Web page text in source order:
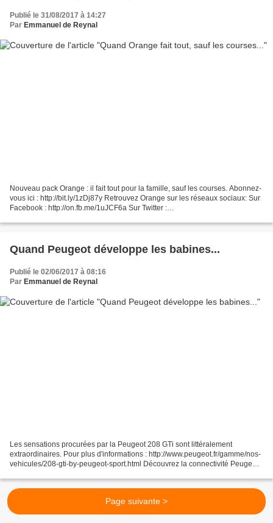
Publié le 31/08/2017 à 14:27
Par Emmanuel de Reynal
Nouveau pack Orange : il fait tout pour la famille, sauf les courses. Abonnez-
vous ici : http://bit.ly/1zDj87y Retrouvez Orange sur les réseaux sociaux: Sur
Facebook : http://on.fb.me/1uJCF6a Sur Twitter :
Quand Peugeot développe les babines...
Publié le 02/06/2017 à 08:16
Par Emmanuel de Reynal
Les sensations procurées par la Peugeot 208 GTi sont littéralement
extraordinaires. Pour plus d'informations : http://www.peugeot.fr/gamme/nos-
vehicules/208-gti-by-peugeot-sport.html Découvrez la connectivité Peugeot
Page suivante >